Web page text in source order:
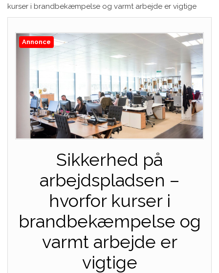
kurser i brandbekæmpelse og varmt arbejde er vigtige
Annonce
Sikkerhed på
arbejdspladsen –
hvorfor kurser i
brandbekæmpelse og
varmt arbejde er
vigtige